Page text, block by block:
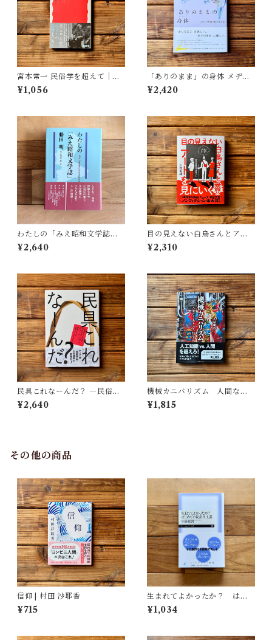
宮本常一 民俗学を超えて｜木
村 哲也
¥1,056
「ありのまま」の身体 メディ
アが描く私の見た目 | 藤嶋 陽
子(著)
¥2,420
わたしの「みえ昭和文学誌」 |
藤田 明
¥2,640
目の見えない白鳥さんとアー
トを見にいく | 川内 有緒
¥2,310
民具これなーんだ？ ―民俗学
者・宮本常一が美術大学に遺
した民具コレクション | 加藤幸
¥2,640
機械カニバリズム 人間なき
あとの人類学へ｜久保 明教
¥1,815
その他の商品
信仰 | 村田 沙耶香
¥715
生まれてよかったか？ はじ
めての反出生主義 | 小島 和男
¥1,034